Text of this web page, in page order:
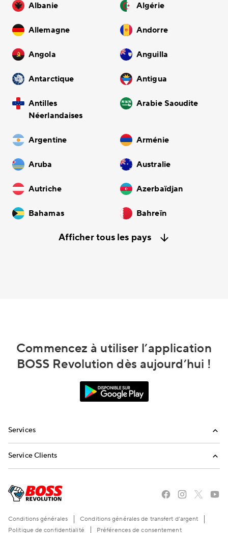
Albanie Algérie
Allemagne Andorre
Angola Anguilla
Antarctique Antigua
Antilles
Néerlandaises
Arabie Saoudite
Argentine Arménie
Aruba Australie
Autriche Azerbaïdjan
Bahamas Bahreïn
Afficher tous les pays
Commencez à utiliser l’application
BOSS Revolution dès aujourd’hui !
Services
Envoi de réapprovisionnements
Service Clients
Envoyez-nous un email
Conditions générales
Conditions générales de transfert d’argent
Politique de confidentialité
Préférences de consentement